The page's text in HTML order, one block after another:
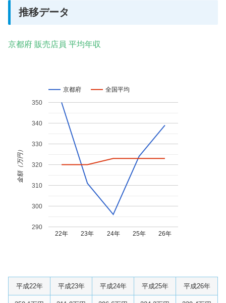
推移データ
京都府 販売店員 平均年収
京都府 全国平均
22年 23年 24年 25年 26年
290
300
310
320
330
340
350
金額（万円）
平成22年 平成23年 平成24年 平成25年 平成26年